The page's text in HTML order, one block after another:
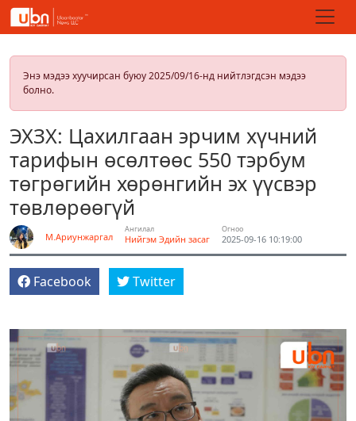
Энэ мэдээ хуучирсан буюу 2025/09/16-нд нийтлэгдсэн мэдээ
болно.
ЭХЗХ: Цахилгаан эрчим хүчний
тарифын өсөлтөөс 550 тэрбум
төгрөгийн хөрөнгийн эх үүсвэр
төвлөрөөгүй
М.Ариунжаргал
Ангилал
Нийгэм Эдийн засаг
Огноо
2025-09-16 10:19:00
Facebook Twitter